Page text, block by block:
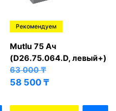
Рекомендуем
Mutlu 75 Ач
(D26.75.064.D, левый+)
63 000₸
58 500₸